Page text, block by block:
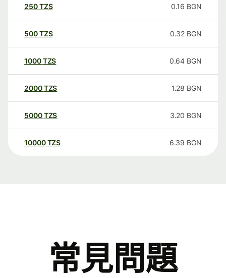
250TZS 0.16 BGN
500TZS 0.32 BGN
1000TZS 0.64 BGN
2000TZS 1.28 BGN
5000TZS 3.20 BGN
10000 TZS 6.39 BGN
常見問題